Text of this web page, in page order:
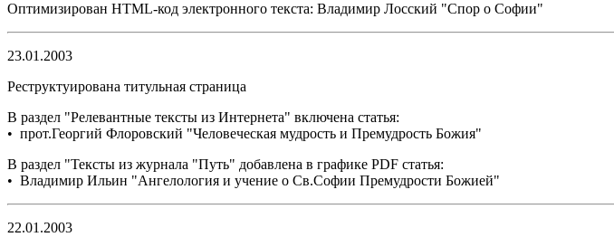
Оптимизирован HTML-код электронного текста: Владимир Лосский "Спор о Софии"
23.01.2003
Реструктуирована титульная страница
В раздел "Релевантные тексты из Интернета" включена статья:
• прот.Георгий Флоровский "Человеческая мудрость и Премудрость Божия"
В раздел "Тексты из журнала "Путь" добавлена в графике PDF статья:
• Владимир Ильин "Ангелология и учение о Св.Софии Премудрости Божией"
22.01.2003